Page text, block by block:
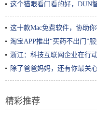
这个猫眼看门看的好，DUN
这十款Mac免费软件，协助你
淘宝APP推出“买药不出门”
浙江：科技互联网企业在行
除了爸爸妈妈，还有你最关
精彩推荐